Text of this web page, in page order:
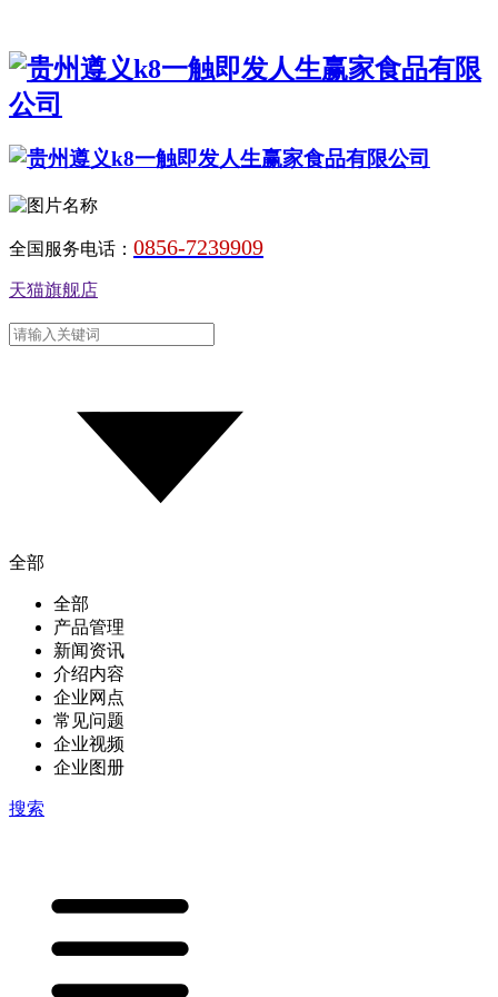
全国服务电话： 0856-7239909
天猫旗舰店
全部
全部
产品管理
新闻资讯
介绍内容
企业网点
常见问题
企业视频
企业图册
搜索